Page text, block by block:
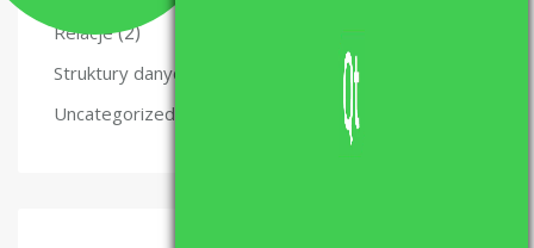
Relacje(2)
Struktury danych
Uncategorized